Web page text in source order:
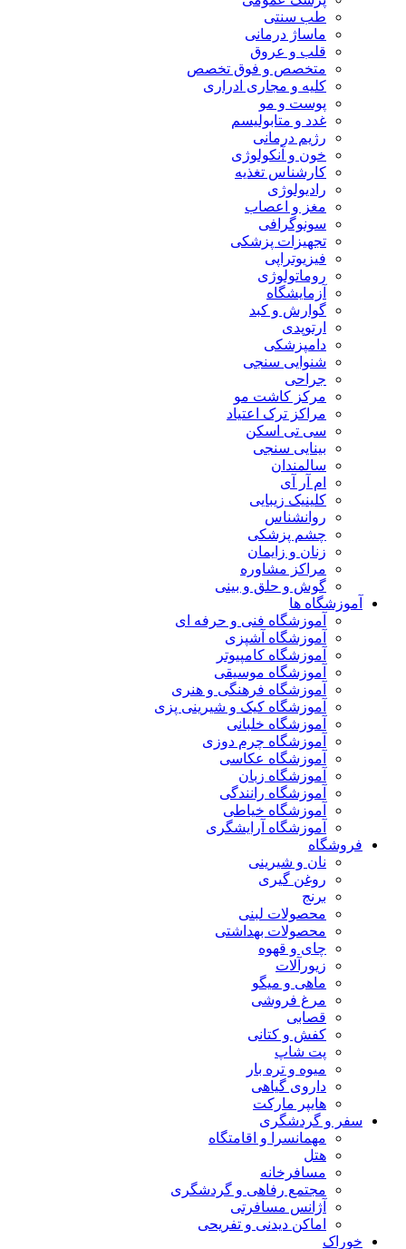
طب سنتی
ماساژ درمانی
قلب و عروق
متخصص و فوق تخصص
کلیه و مجاری ادراری
پوست و مو
غدد و متابولیسم
رژیم درمانی
خون و آنکولوژی
کارشناس تغذیه
رادیولوژی
مغز و اعصاب
سونوگرافی
تجهیزات پزشکی
فیزیوتراپی
روماتولوژی
آزمایشگاه
گوارش و کبد
ارتوپدی
دامپزشکی
شنوایی سنجی
جراحی
مرکز کاشت مو
مراکز ترک اعتیاد
سی تی اسکن
بینایی سنجی
سالمندان
ام آر آی
کلینیک زیبایی
روانشناس
چشم پزشکی
زنان و زایمان
مراکز مشاوره
گوش و حلق و بینی
آموزشگاه ها
آموزشگاه فنی و حرفه ای
آموزشگاه آشپزی
آموزشگاه کامپیوتر
آموزشگاه موسیقی
آموزشگاه فرهنگی و هنری
آموزشگاه کیک و شیرینی پزی
آموزشگاه خلبانی
آموزشگاه چرم دوزی
آموزشگاه عکاسی
آموزشگاه زبان
آموزشگاه رانندگی
آموزشگاه خیاطی
آموزشگاه آرایشگری
فروشگاه
نان و شیرینی
روغن گیری
برنج
محصولات لبنی
محصولات بهداشتی
چای و قهوه
زیورآلات
ماهی و میگو
مرغ فروشی
قصابی
کفش و کتانی
پت شاپ
میوه و تره بار
داروی گیاهی
هایپر مارکت
سفر و گردشگری
مهمانسرا و اقامتگاه
هتل
مسافرخانه
مجتمع رفاهی و گردشگری
آژانس مسافرتی
اماکن دیدنی و تفریحی
خوراک